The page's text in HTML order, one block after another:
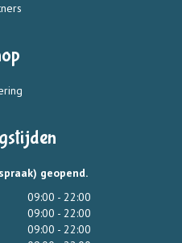
geopend.
09:00 - 22:00
09:00 - 22:00
09:00 - 22:00